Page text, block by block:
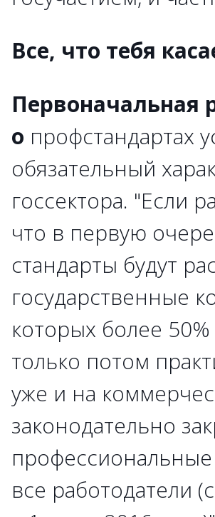
Все, что тебя
Первоначальная
о профстандартах
обязательный
госсектора. "Если
что в первую
стандарты будут
государственные
которых более
только потом
уже и на
законодательно
все работодатели